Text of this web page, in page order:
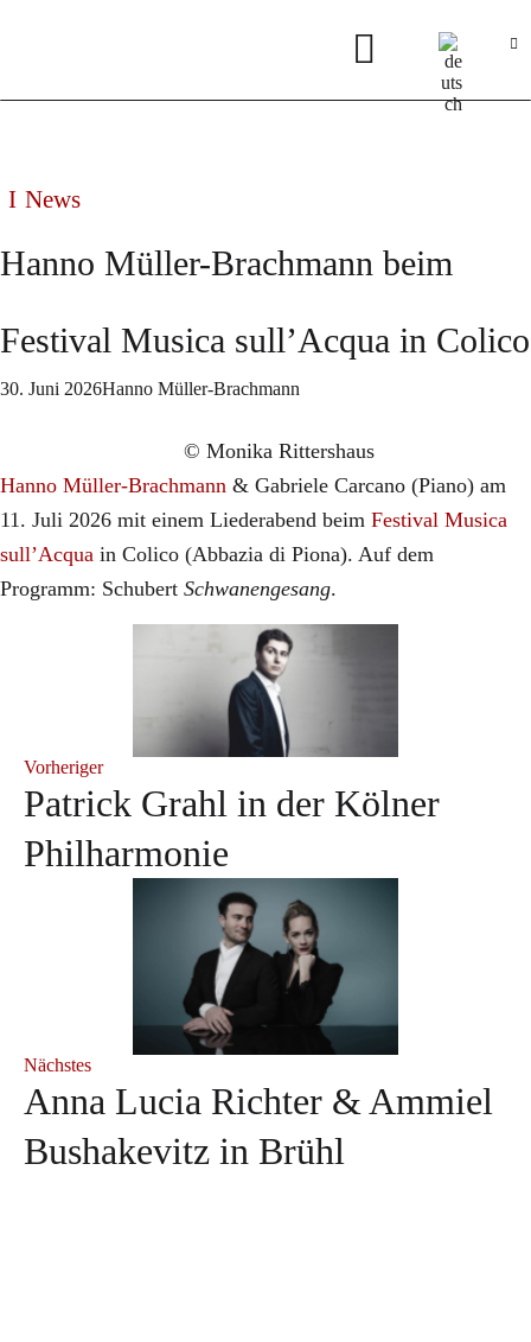
News
Hanno Müller-Brachmann beim
Festival Musica sull’Acqua in Colico
30. Juni 2026Hanno Müller-Brachmann
© Monika Rittershaus
Hanno Müller-Brachmann & Gabriele Carcano (Piano) am
11. Juli 2026 mit einem Liederabend beim Festival Musica
sull’Acqua in Colico (Abbazia di Piona). Auf dem
Programm: Schubert Schwanengesang.
Vorheriger
Patrick Grahl in der Kölner
Philharmonie
Nächstes
Anna Lucia Richter & Ammiel
Bushakevitz in Brühl